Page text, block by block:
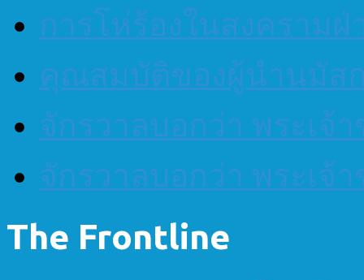
การโห่ร้องในสงคราม
คุณสมบัติของผู้นำนมัส
จักรวาลบอกว่า พระเจ้
จักรวาลบอกว่า พระเจ้
The Frontline